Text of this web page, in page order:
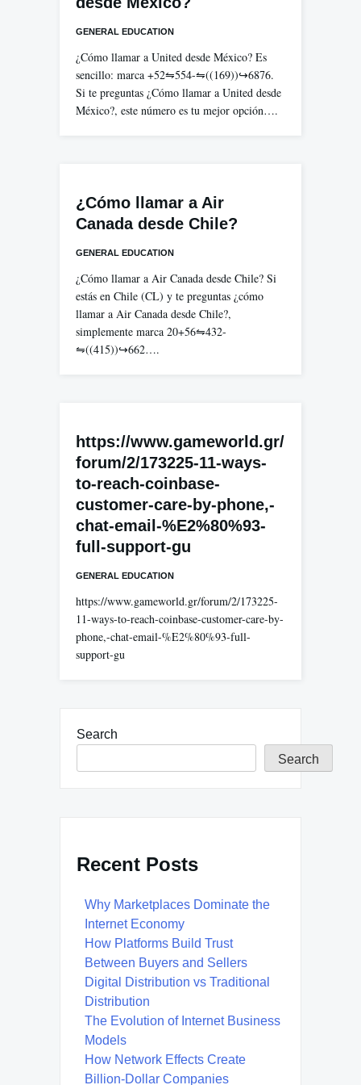
GENERAL EDUCATION
¿Cómo llamar a United desde México? Es
sencillo: marca +52⇋554-⇋((169))↪6876.
Si te preguntas ¿Cómo llamar a United desde
México?, este número es tu mejor opción….
¿Cómo llamar a Air
Canada desde Chile?
GENERAL EDUCATION
¿Cómo llamar a Air Canada desde Chile? Si
estás en Chile (CL) y te preguntas ¿cómo
llamar a Air Canada desde Chile?,
simplemente marca 20+56⇋432-
⇋((415))↪662….
https://www.gameworld.gr/
forum/2/173225-11-ways-
to-reach-coinbase-
customer-care-by-phone,-
chat-email-%E2%80%93-
full-support-gu
GENERAL EDUCATION
https://www.gameworld.gr/forum/2/173225-
11-ways-to-reach-coinbase-customer-care-by-
phone,-chat-email-%E2%80%93-full-
support-gu
Search
Search
Recent Posts
Why Marketplaces Dominate the
Internet Economy
How Platforms Build Trust
Between Buyers and Sellers
Digital Distribution vs Traditional
Distribution
The Evolution of Internet Business
Models
How Network Effects Create
Billion-Dollar Companies